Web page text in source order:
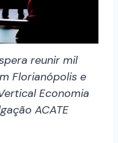
reunir mil
Florianópolis e
Economia
ACATE